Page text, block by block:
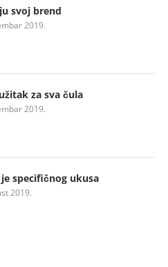
svoj brend
2019.
za sva čula
2019.
je specifičnog ukusa
2019.